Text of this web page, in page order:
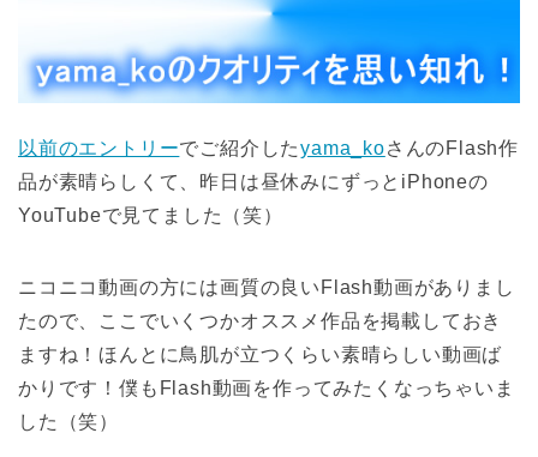
以前のエントリーでご紹介したyama_koさんのFlash作
品が素晴らしくて、昨日は昼休みにずっとiPhoneの
YouTubeで見てました（笑）
ニコニコ動画の方には画質の良いFlash動画がありまし
たので、ここでいくつかオススメ作品を掲載しておき
ますね！ほんとに鳥肌が立つくらい素晴らしい動画ば
かりです！僕もFlash動画を作ってみたくなっちゃいま
した（笑）